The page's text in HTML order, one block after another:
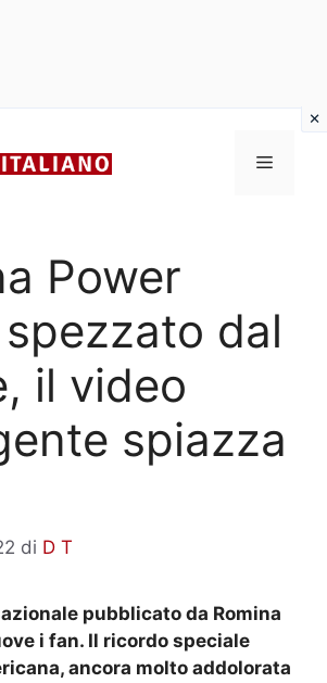
Menu
Power
dal
il video
spiazza
di D T
pubblicato da Romina
i fan. Il ricordo speciale
ancora molto addolorata